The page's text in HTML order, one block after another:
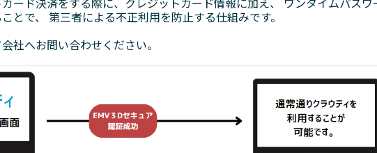
とで、 第三者による不正利⽤を防⽌する仕組みです。
社へお問い合わせください。